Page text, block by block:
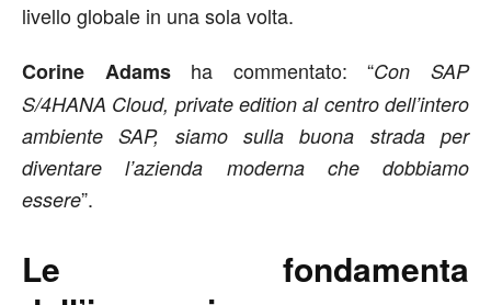
livello globale in una sola volta.
Corine Adamsha commentato: “Con SAP
S/4HANA Cloud, private edition al centro dell’intero
ambiente SAP, siamo sulla buona strada per
diventare l’azienda moderna che dobbiamo
essere”.
Le fondamenta